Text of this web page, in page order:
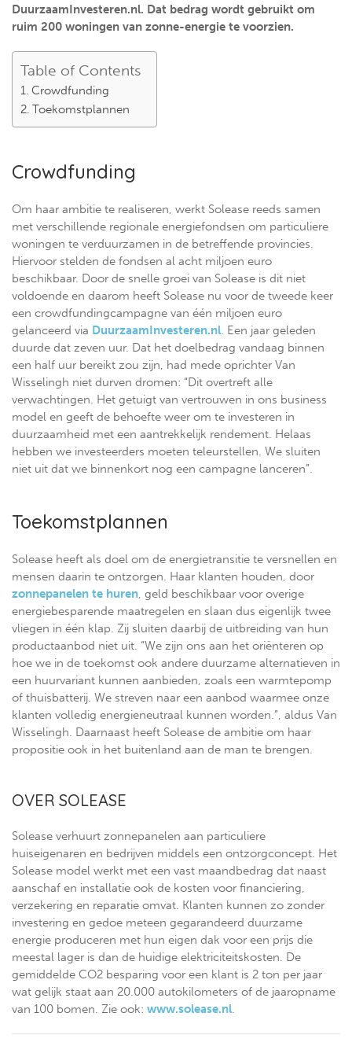
DuurzaamInvesteren.nl. Dat bedrag wordt gebruikt om
ruim 200 woningen van zonne-energie te voorzien.
Table of Contents
Crowdfunding
Toekomstplannen
Crowdfunding
Om haar ambitie te realiseren, werkt Solease reeds samen
met verschillende regionale energiefondsen om particuliere
woningen te verduurzamen in de betreffende provincies.
Hiervoor stelden de fondsen al acht miljoen euro
beschikbaar. Door de snelle groei van Solease is dit niet
voldoende en daarom heeft Solease nu voor de tweede keer
een crowdfundingcampagne van één miljoen euro
gelanceerd via DuurzaamInvesteren.nl. Een jaar geleden
duurde dat zeven uur. Dat het doelbedrag vandaag binnen
een half uur bereikt zou zijn, had mede oprichter Van
Wisselingh niet durven dromen: “Dit overtreft alle
verwachtingen. Het getuigt van vertrouwen in ons business
model en geeft de behoefte weer om te investeren in
duurzaamheid met een aantrekkelijk rendement. Helaas
hebben we investeerders moeten teleurstellen. We sluiten
niet uit dat we binnenkort nog een campagne lanceren”.
Toekomstplannen
Solease heeft als doel om de energietransitie te versnellen en
mensen daarin te ontzorgen. Haar klanten houden, door
zonnepanelen te huren, geld beschikbaar voor overige
energiebesparende maatregelen en slaan dus eigenlijk twee
vliegen in één klap. Zij sluiten daarbij de uitbreiding van hun
productaanbod niet uit. “We zijn ons aan het oriënteren op
hoe we in de toekomst ook andere duurzame alternatieven in
een huurvariant kunnen aanbieden, zoals een warmtepomp
of thuisbatterij. We streven naar een aanbod waarmee onze
klanten volledig energieneutraal kunnen worden.”, aldus Van
Wisselingh. Daarnaast heeft Solease de ambitie om haar
propositie ook in het buitenland aan de man te brengen.
OVER SOLEASE
Solease verhuurt zonnepanelen aan particuliere
huiseigenaren en bedrijven middels een ontzorgconcept. Het
Solease model werkt met een vast maandbedrag dat naast
aanschaf en installatie ook de kosten voor financiering,
verzekering en reparatie omvat. Klanten kunnen zo zonder
investering en gedoe meteen gegarandeerd duurzame
energie produceren met hun eigen dak voor een prijs die
meestal lager is dan de huidige elektriciteitskosten. De
gemiddelde CO2 besparing voor een klant is 2 ton per jaar
wat gelijk staat aan 20.000 autokilometers of de jaaropname
van 100 bomen. Zie ook: www.solease.nl.